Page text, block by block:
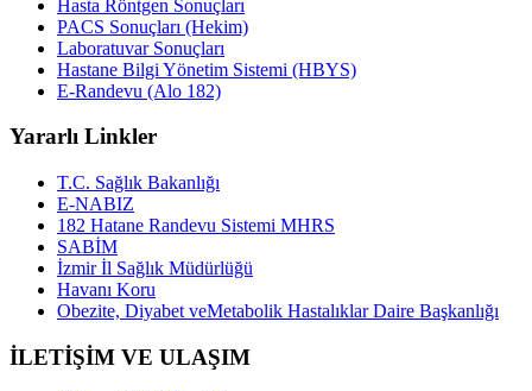
Hasta Röntgen Sonuçları
PACS Sonuçları (Hekim)
Laboratuvar Sonuçları
Hastane Bilgi Yönetim Sistemi (HBYS)
E-Randevu (Alo 182)
Yararlı Linkler
T.C. Sağlık Bakanlığı
E-NABIZ
182 Hatane Randevu Sistemi MHRS
SABİM
İzmir İl Sağlık Müdürlüğü
Havanı Koru
Obezite, Diyabet veMetabolik Hastalıklar Daire Başkanlığı
İLETİŞİM VE ULAŞIM